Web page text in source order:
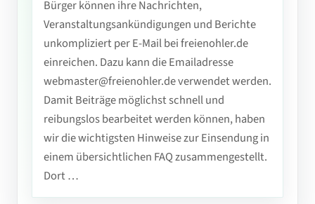
Bürger können ihre Nachrichten,
Veranstaltungsankündigungen und Berichte
unkompliziert per E-Mail bei freienohler.de
einreichen. Dazu kann die Emailadresse
webmaster@freienohler.de verwendet werden.
Damit Beiträge möglichst schnell und
reibungslos bearbeitet werden können, haben
wir die wichtigsten Hinweise zur Einsendung in
einem übersichtlichen FAQ zusammengestellt.
Dort …